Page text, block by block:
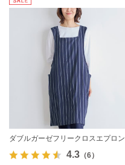
ダブルガーゼフリークロスエプロン
4.3（6）